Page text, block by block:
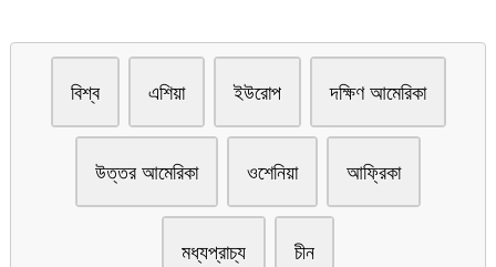
বিশ্ব এশিয়া ইউরোপ দক্ষিণ আমেরিকা
উত্তর আমেরিকা ওশেনিয়া আফ্রিকা
মধ্যপ্রাচ্য চীন